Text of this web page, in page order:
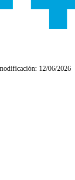
12/06/2026